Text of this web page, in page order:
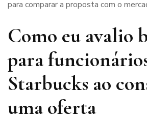
para comparar a proposta com o
Como eu avalio
para
Starbucks ao
uma oferta